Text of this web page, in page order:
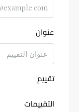
عنوان
تقييم
التقييمات